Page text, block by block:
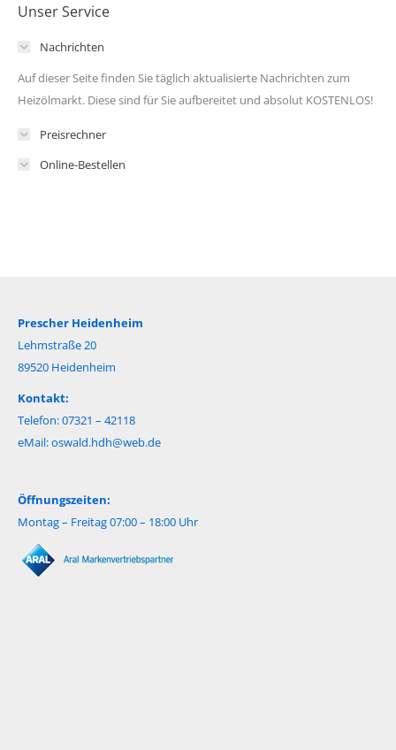
Unser Service
Nachrichten
Auf dieser Seite finden Sie täglich aktualisierte Nachrichten zum
Heizölmarkt. Diese sind für Sie aufbereitet und absolut KOSTENLOS!
Preisrechner
Online-Bestellen
Prescher Heidenheim
Lehmstraße 20
89520 Heidenheim
Kontakt:
Telefon: 07321 – 42118
eMail:oswald.hdh@web.de
Öffnungszeiten:
Montag – Freitag 07:00 – 18:00 Uhr